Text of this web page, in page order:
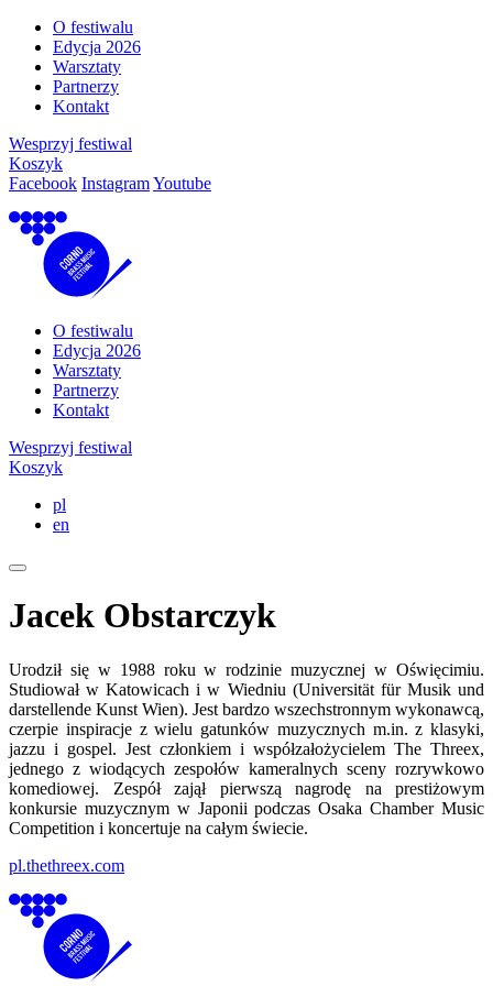
O festiwalu
Edycja 2026
Warsztaty
Partnerzy
Kontakt
Wesprzyj festiwal
Koszyk
Facebook InstagramYoutube
O festiwalu
Edycja 2026
Warsztaty
Partnerzy
Kontakt
Wesprzyj festiwal
Koszyk
pl
en
Jacek Obstarczyk
Urodził się w 1988 roku w rodzinie muzycznej w Oświęcimiu.
Studiował w Katowicach i w Wiedniu (Universität für Musik und
darstellende Kunst Wien). Jest bardzo wszechstronnym wykonawcą,
czerpie inspiracje z wielu gatunków muzycznych m.in. z klasyki,
jazzu i gospel. Jest członkiem i współzałożycielem The Threex,
jednego z wiodących zespołów kameralnych sceny rozrywkowo
komediowej. Zespół zajął pierwszą nagrodę na prestiżowym
konkursie muzycznym w Japonii podczas Osaka Chamber Music
Competition i koncertuje na całym świecie.
pl.thethreex.com